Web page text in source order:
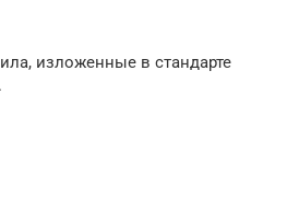
изложенные в стандарте